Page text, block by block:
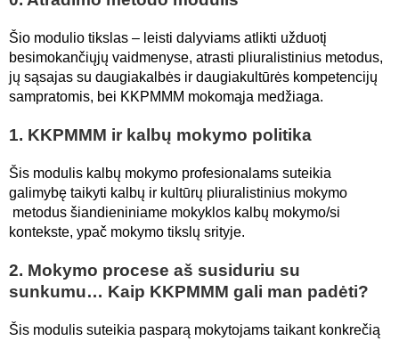
Šio modulio tikslas – leisti dalyviams atlikti užduotį
besimokančiųjų vaidmenyse, atrasti pliuralistinius metodus,
jų sąsajas su daugiakalbės ir daugiakultūrės kompetencijų
sampratomis, bei KKPMMM mokomąja medžiaga.
1. KKPMMM ir kalbų mokymo politika
Šis modulis kalbų mokymo profesionalams suteikia
galimybę taikyti kalbų ir kultūrų pliuralistinius mokymo
metodus šiandieniniame mokyklos kalbų mokymo/si
kontekste, ypač mokymo tikslų srityje.
2. Mokymo procese aš susiduriu su
sunkumu… Kaip KKPMMM gali man padėti?
Šis modulis suteikia pasparą mokytojams taikant konkrečią